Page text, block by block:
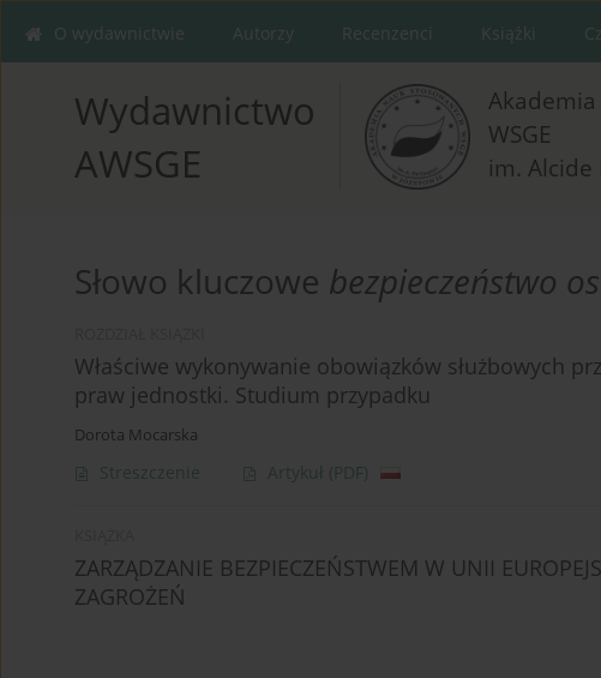
O wydawnictwie Autorzy Recenzenci Książki
Wydawnictwo
AWSGE
WSGE
im. Alcide
Słowo kluczowe bezpieczeństwo
Właściwe wykonywanie obowiązków służbowych
praw jednostki. Studium przypadku
Dorota Mocarska
Streszczenie Artykuł (PDF)
ZARZĄDZANIE BEZPIECZEŃSTWEM W UNII
ZAGROŻEŃ